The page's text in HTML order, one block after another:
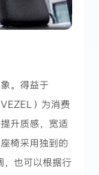
。得益于
）为消费
升质感，宽适
椅采用独到的
也可以根据行